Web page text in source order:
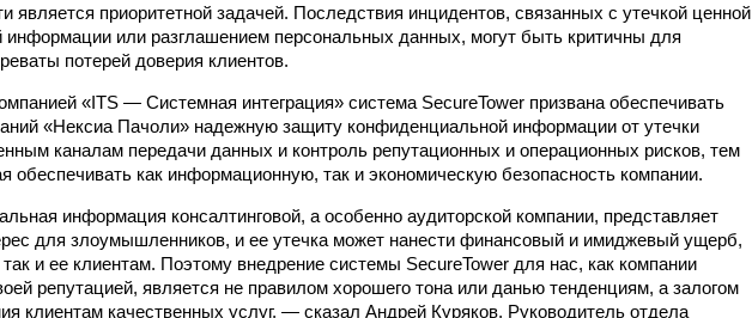
является приоритетной задачей. Последствия инцидентов, связанных с утечкой ценной
информации или разглашением персональных данных, могут быть критичны для
потерей доверия клиентов.
«ITS — Системная интеграция» система SecureTower призвана обеспечивать
«Нексиа Пачоли» надежную защиту конфиденциальной информации от утечки
каналам передачи данных и контроль репутационных и операционных рисков, тем
обеспечивать как информационную, так и экономическую безопасность компании.
информация консалтинговой, а особенно аудиторской компании, представляет
для злоумышленников, и ее утечка может нанести финансовый и имиджевый ущерб,
так и ее клиентам. Поэтому внедрение системы SecureTower для нас, как компании
репутацией, является не правилом хорошего тона или данью тенденциям, а залогом
клиентам качественных услуг, — сказал Андрей Куряков, Руководитель отдела